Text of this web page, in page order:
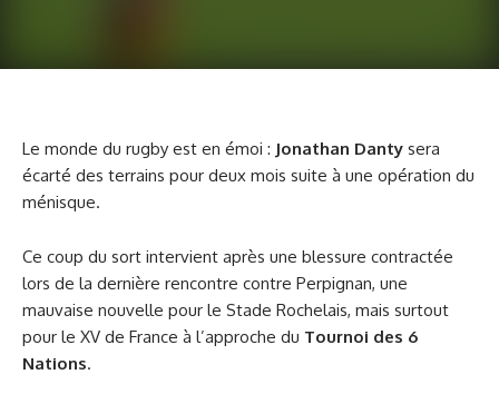
Le monde du rugby est en émoi : Jonathan Danty sera
écarté des terrains pour deux mois suite à une opération du
ménisque.
Ce coup du sort intervient après une blessure contractée
lors de la dernière rencontre contre Perpignan, une
mauvaise nouvelle pour le Stade Rochelais, mais surtout
pour le XV de France à l’approche du Tournoi des 6
Nations.